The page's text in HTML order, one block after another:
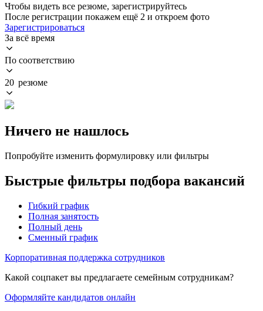
Чтобы видеть все резюме, зарегистрируйтесь
После регистрации покажем ещё 2 и откроем фото
Зарегистрироваться
За всё время
По соответствию
20 резюме
Ничего не нашлось
Попробуйте изменить формулировку или фильтры
Быстрые фильтры подбора вакансий
Гибкий график
Полная занятость
Полный день
Сменный график
Корпоративная поддержка сотрудников
Какой соцпакет вы предлагаете семейным сотрудникам?
Оформляйте кандидатов онлайн